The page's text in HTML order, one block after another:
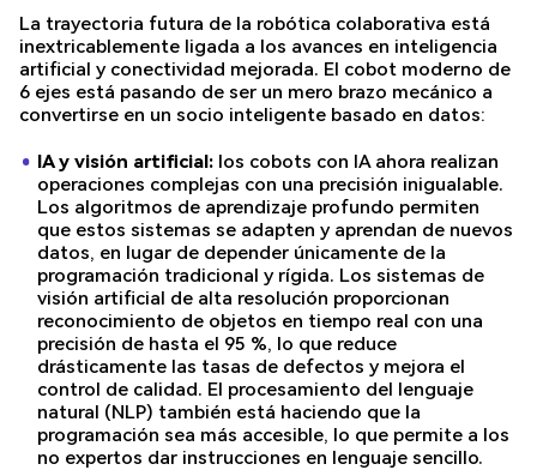
La trayectoria futura de la robótica colaborativa está
inextricablemente ligada a los avances en inteligencia
artificial y conectividad mejorada. El cobot moderno de
6 ejes está pasando de ser un mero brazo mecánico a
convertirse en un socio inteligente basado en datos:
IA y visión artificial: los cobots con IA ahora realizan
operaciones complejas con una precisión inigualable.
Los algoritmos de aprendizaje profundo permiten
que estos sistemas se adapten y aprendan de nuevos
datos, en lugar de depender únicamente de la
programación tradicional y rígida. Los sistemas de
visión artificial de alta resolución proporcionan
reconocimiento de objetos en tiempo real con una
precisión de hasta el 95 %, lo que reduce
drásticamente las tasas de defectos y mejora el
control de calidad. El procesamiento del lenguaje
natural (NLP) también está haciendo que la
programación sea más accesible, lo que permite a los
no expertos dar instrucciones en lenguaje sencillo.